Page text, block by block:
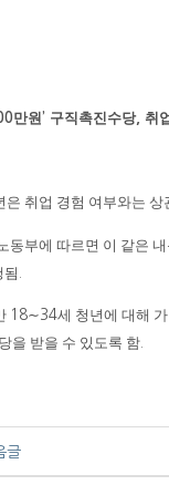
만원 ’ 구직촉진수당, 취
은 취업 경험 여부와는
동부에 따르면 이 같은
됨
18∼34세 청년에 대해
을 받을 수 있도록 함
글